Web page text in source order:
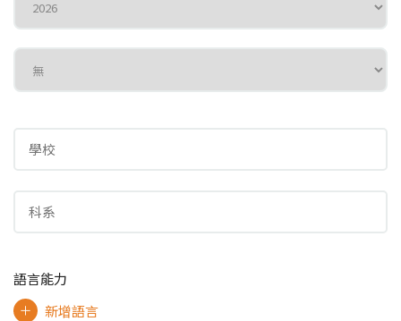
語言能力
新增語言